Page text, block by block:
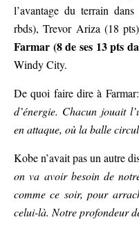
l’avantage du terrain
rbds), Trevor Ariza (18
Farmar (8 de ses 13 pts
Windy City.
De quoi faire dire à
d’énergie. Chacun jouait
en attaque, où la balle
Kobe n’avait pas un autre
on va avoir besoin de
comme ce soir, pour
celui-là. Notre profondeur